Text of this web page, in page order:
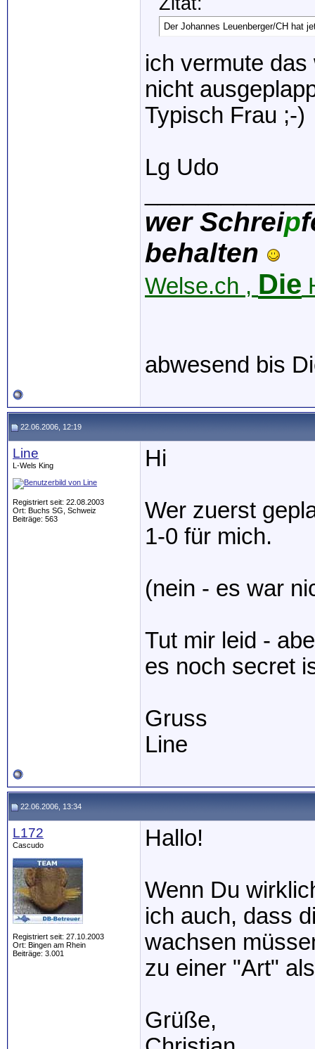
Der Johannes Leuenberger/CH hat
ich vermute
nicht
Typisch Frau ;-)
Lg Udo
wer Schreip
behalten
Welse.ch , Die
abwesend bis
22.06.2006, 12:19
Line
L-Wels King
Registriert seit: 22.08.2003
Ort: Buchs SG, Schweiz
Beiträge: 563
Hi
Wer zuerst
1-0 für mich.
(nein - es war
Tut mir leid -
es noch secret
Gruss
Line
22.06.2006, 13:34
L172
Cascudo
Registriert seit: 27.10.2003
Ort: Bingen am Rhein
Beiträge: 3.001
Hallo!
Wenn Du
ich auch, dass
wachsen
zu einer "Art"
Grüße,